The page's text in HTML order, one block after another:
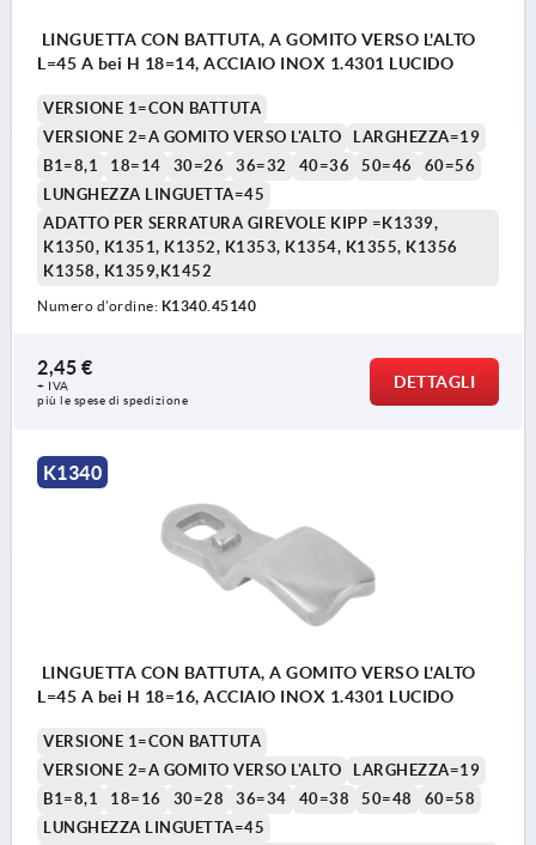
LINGUETTA CON BATTUTA, A GOMITO VERSO L'ALTO
L=45 A bei H 18=14, ACCIAIO INOX 1.4301 LUCIDO
VERSIONE 1=CON BATTUTA
VERSIONE 2=A GOMITO VERSO L'ALTO
LARGHEZZA=19
B1=8,1
18=14 30=26 36=32 40=36 50=46
60=56
LUNGHEZZA LINGUETTA=45
ADATTO PER SERRATURA GIREVOLE KIPP =K1339,
K1350, K1351, K1352, K1353, K1354, K1355, K1356
K1358, K1359,K1452
Numero d’ordine: K1340.45140
2,45 €
+ IVA
più le spese di spedizione
DETTAGLI
K1340
LINGUETTA CON BATTUTA, A GOMITO VERSO L'ALTO
L=45 A bei H 18=16, ACCIAIO INOX 1.4301 LUCIDO
VERSIONE 1=CON BATTUTA
VERSIONE 2=A GOMITO VERSO L'ALTO
LARGHEZZA=19
B1=8,1
18=16 30=28 36=34 40=38 50=48
60=58
LUNGHEZZA LINGUETTA=45